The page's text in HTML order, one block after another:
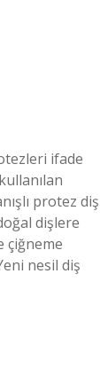
ifade
protez diş
dişlere
çiğneme
nesil diş